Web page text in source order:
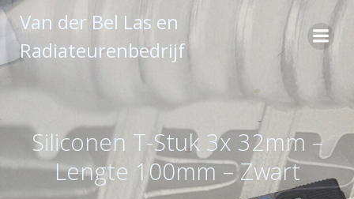
Ga
naar
inhoud
Van der Bel Las en
Radiateurenbedrijf
Siliconen T-Stuk 3x 32mm –
Lengte 100mm – Zwart